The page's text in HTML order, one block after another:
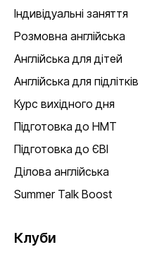
Індивідуальні заняття
Розмовна англійська
Англійська для дітей
Англійська для підлітків
Курс вихідного дня
Підготовка до НМТ
Підготовка до ЄВІ
Ділова англійська
Summer Talk Boost
Клуби